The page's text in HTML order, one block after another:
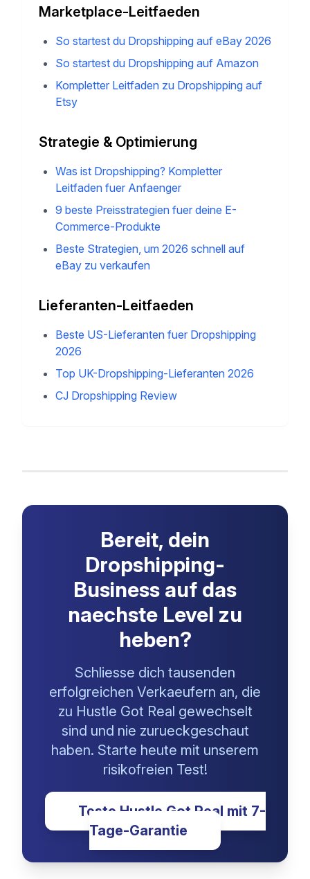
Marketplace-Leitfaeden
So startest du Dropshipping auf eBay 2026
So startest du Dropshipping auf Amazon
Kompletter Leitfaden zu Dropshipping auf
Etsy
Strategie & Optimierung
Was ist Dropshipping? Kompletter
Leitfaden fuer Anfaenger
9 beste Preisstrategien fuer deine E-
Commerce-Produkte
Beste Strategien, um 2026 schnell auf
eBay zu verkaufen
Lieferanten-Leitfaeden
Beste US-Lieferanten fuer Dropshipping
2026
Top UK-Dropshipping-Lieferanten 2026
CJ Dropshipping Review
Bereit, dein
Dropshipping-
Business auf das
naechste Level zu
heben?
Schliesse dich tausenden
erfolgreichen Verkaeufern an, die
zu Hustle Got Real gewechselt